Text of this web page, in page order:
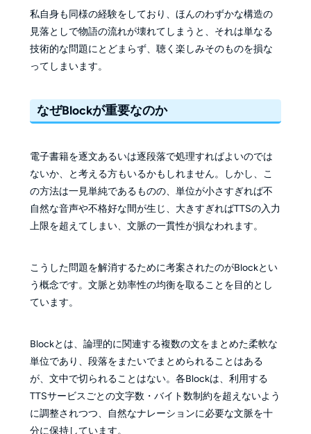
私自身も同様の経験をしており、ほんのわずかな構造の
見落としで物語の流れが壊れてしまうと、それは単なる
技術的な問題にとどまらず、聴く楽しみそのものを損な
ってしまいます。
なぜBlockが重要なのか
電子書籍を逐文あるいは逐段落で処理すればよいのでは
ないか、と考える方もいるかもしれません。しかし、こ
の方法は一見単純であるものの、単位が小さすぎれば不
自然な音声や不格好な間が生じ、大きすぎればTTSの入力
上限を超えてしまい、文脈の一貫性が損なわれます。
こうした問題を解消するために考案されたのがBlockとい
う概念です。文脈と効率性の均衡を取ることを目的とし
ています。
Blockとは、論理的に関連する複数の文をまとめた柔軟な
単位であり、段落をまたいでまとめられることはある
が、文中で切られることはない。各Blockは、利用する
TTSサービスごとの文字数・バイト数制約を超えないよう
に調整されつつ、自然なナレーションに必要な文脈を十
分に保持しています。